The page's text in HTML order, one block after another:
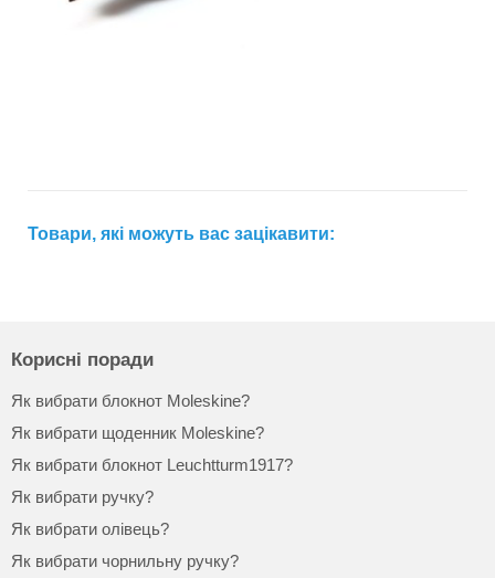
Товари, які можуть вас зацікавити:
Корисні поради
Як вибрати блокнот Moleskine?
Як вибрати щоденник Moleskine?
Як вибрати блокнот Leuchtturm1917?
Як вибрати ручку?
Як вибрати олівець?
Як вибрати чорнильну ручку?